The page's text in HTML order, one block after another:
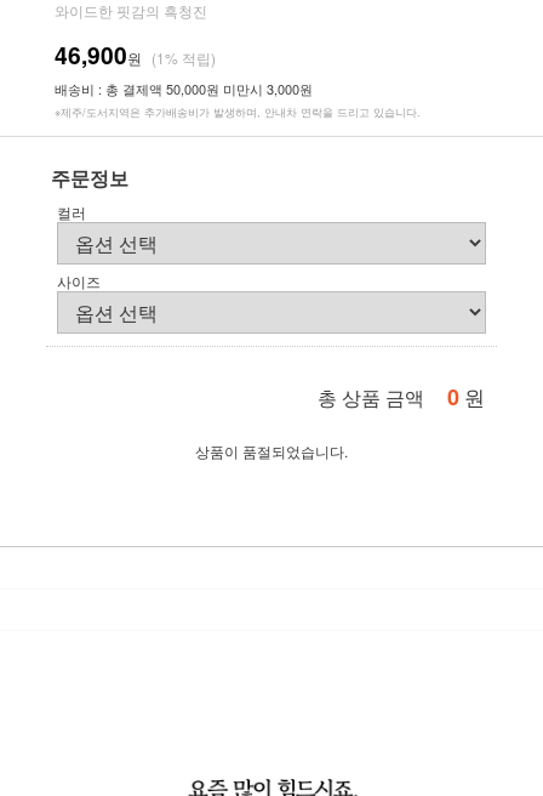
와이드한 핏감의 흑청진
46,900원 (1% 적립)
배송비 : 총 결제액 50,000원 미만시 3,000원
※제주/도서지역은 추가배송비가 발생하며, 안내차 연락을 드리고 있습니다.
주문정보
컬러
사이즈
총 상품 금액 0 원
상품이 품절되었습니다.